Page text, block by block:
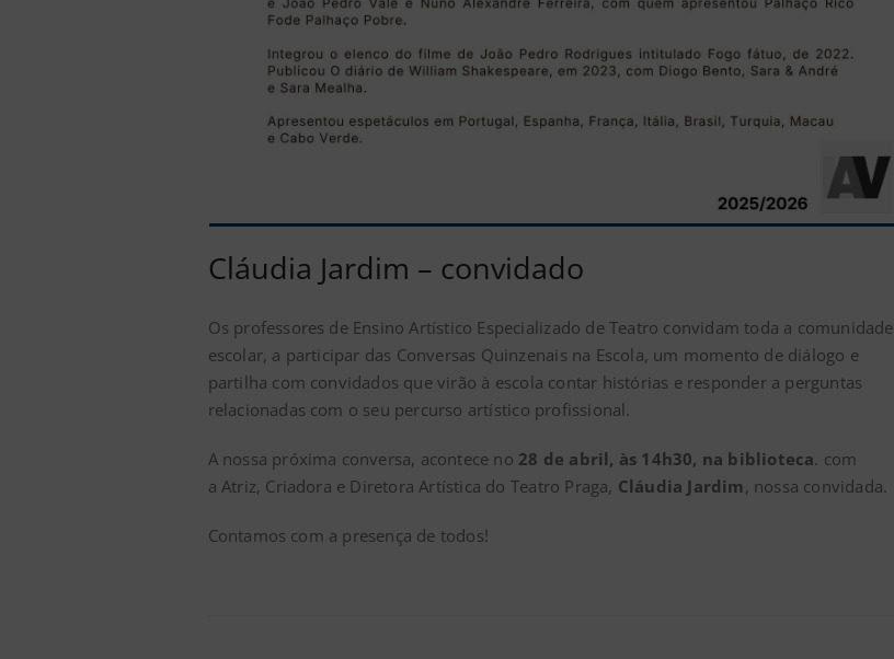
Cláudia Jardim – convidado
Os professores de Ensino Artístico Especializado de Teatro convidam toda a comunidade
escolar, a participar das Conversas Quinzenais na Escola, um momento de diálogo e
partilha com convidados que virão à escola contar histórias e responder a perguntas
relacionadas com o seu percurso artístico profissional.
A nossa próxima conversa, acontece no 28 de abril, às 14h30, na biblioteca. com
a Atriz, Criadora e Diretora Artística do Teatro Praga, Cláudia Jardim, nossa convidada.
Contamos com a presença de todos!